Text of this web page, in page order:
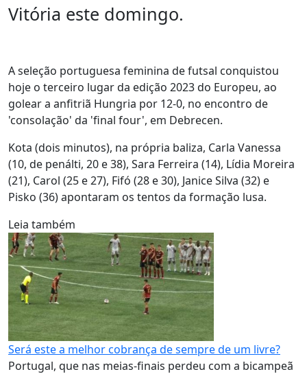
Vitória este domingo.
A seleção portuguesa feminina de futsal conquistou
hoje o terceiro lugar da edição 2023 do Europeu, ao
golear a anfitriã Hungria por 12-0, no encontro de
'consolação' da 'final four', em Debrecen.
Kota (dois minutos), na própria baliza, Carla Vanessa
(10, de penálti, 20 e 38), Sara Ferreira (14), Lídia Moreira
(21), Carol (25 e 27), Fifó (28 e 30), Janice Silva (32) e
Pisko (36) apontaram os tentos da formação lusa.
Leia também
Será este a melhor cobrança de sempre de um livre?
Portugal, que nas meias-finais perdeu com a bicampeã